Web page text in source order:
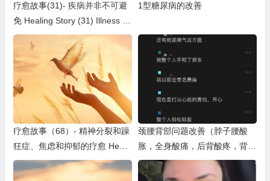
疗愈故事(31)- 疾病并非不可避
免 Healing Story (31) Illness is
NOT inevitable
1型糖尿病的改善
疗愈故事（68）- 精神分裂和躁
狂症、焦虑和抑郁的疗愈 Heali
ng Schizoaffective
颈腰背部问题改善（脖子腰酸
胀，全身酸痛，后背酸疼，背部
赘肉，腰背痛）